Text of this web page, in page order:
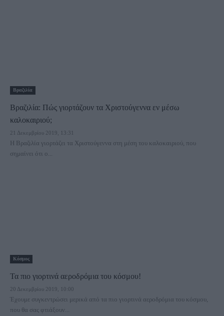
Βραζιλία
Βραζιλία: Πώς γιορτάζουν τα Χριστούγεννα εν μέσω
καλοκαιριού;
21 Δεκεμβρίου 2019, 13:31
Η Βραζιλία γιορτάζει τα Χριστούγεννα στη μέση του καλοκαιριού, που
σημαίνει ότι ο...
Κόσμος
Τα πιο γιορτινά αεροδρόμια του κόσμου!
20 Δεκεμβρίου 2019, 10:00
Έχουμε συγκεντρώσει μερικά από τα πιο γιορτινά αεροδρόμια του κόσμου,
που θα σας φτιάξουν...